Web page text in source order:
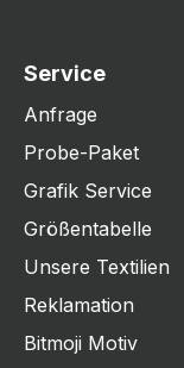
Service
Anfrage
Probe-Paket
Grafik Service
Größentabelle
Unsere Textilien
Reklamation
Bitmoji Motiv